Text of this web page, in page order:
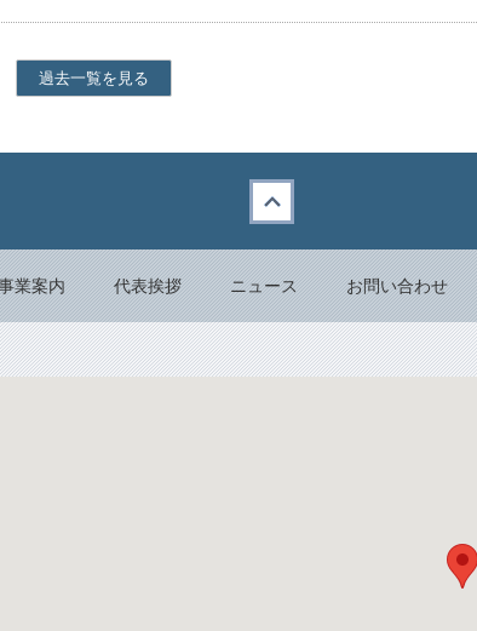
過去一覧を見る
業案内 代表挨拶 ニュース お問い合わせ